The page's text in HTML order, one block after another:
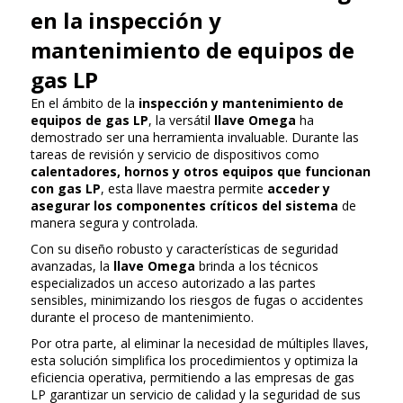
en la inspección y
mantenimiento de equipos de
gas LP
En el ámbito de la inspección y mantenimiento de
equipos de gas LP, la versátil llave Omega ha
demostrado ser una herramienta invaluable. Durante las
tareas de revisión y servicio de dispositivos como
calentadores, hornos y otros equipos que funcionan
con gas LP, esta llave maestra permite acceder y
asegurar los componentes críticos del sistema de
manera segura y controlada.
Con su diseño robusto y características de seguridad
avanzadas, la llave Omega brinda a los técnicos
especializados un acceso autorizado a las partes
sensibles, minimizando los riesgos de fugas o accidentes
durante el proceso de mantenimiento.
Por otra parte, al eliminar la necesidad de múltiples llaves,
esta solución simplifica los procedimientos y optimiza la
eficiencia operativa, permitiendo a las empresas de gas
LP garantizar un servicio de calidad y la seguridad de sus